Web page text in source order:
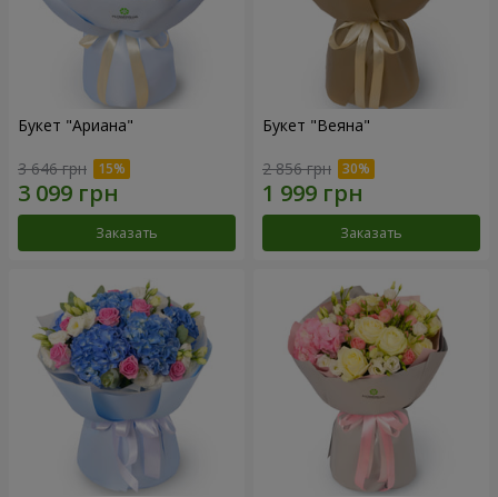
Букет "Ариана"
3 646 грн
Заказать
Букет "Веяна"
2 856 грн
Заказать